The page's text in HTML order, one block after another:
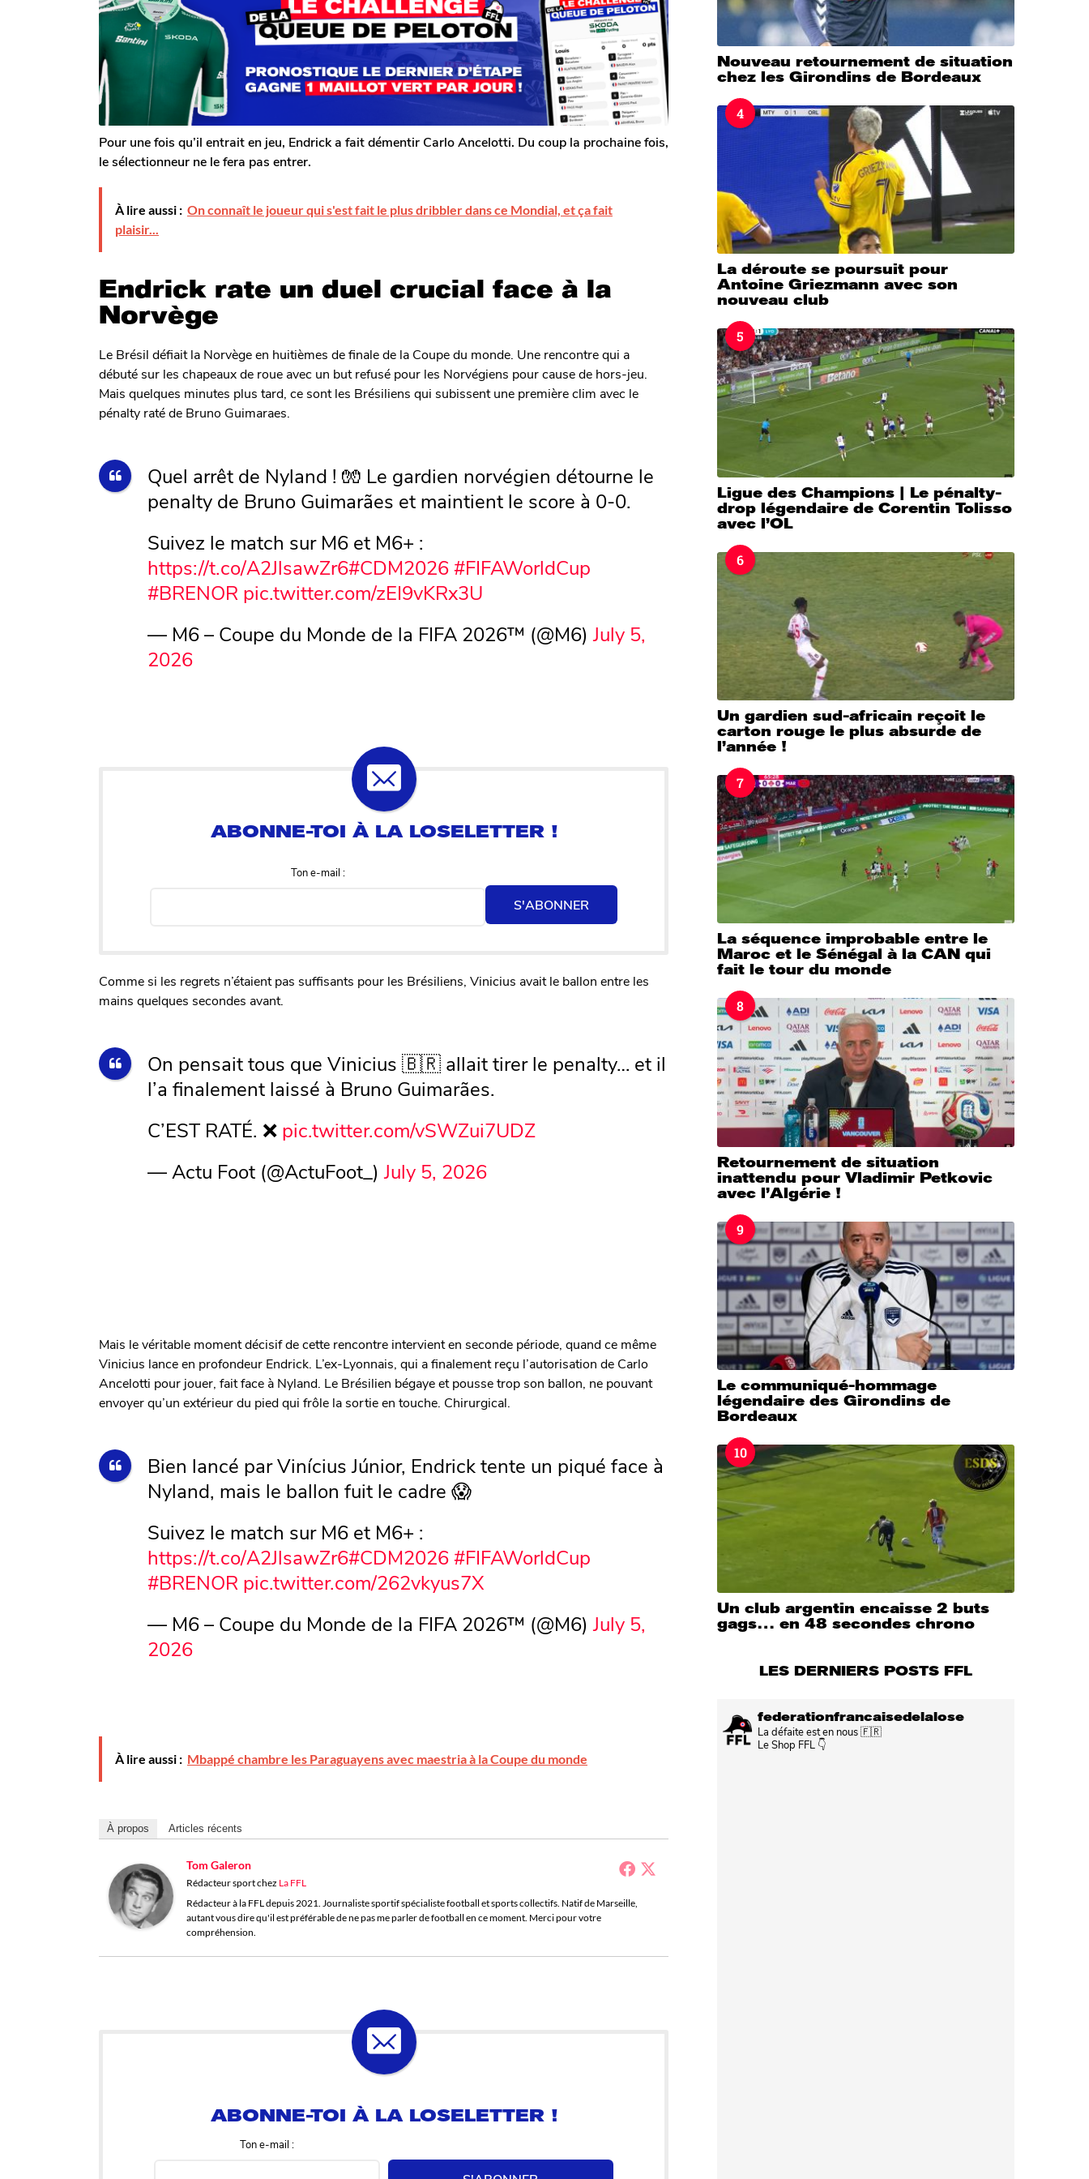
o
i
s
a
g
o
o
m
G
a
l
e
r
o
n
s
a
o
Pour une fois qu’il entrait en jeu, Endrick a fait démentir Carlo Ancelotti. Du coup la prochaine fois,
le sélectionneur ne le fera pas entrer.
À lire aussi : On connaît le joueur qui s'est fait le plus dribbler dans ce Mondial, et ça fait
plaisir...
Endrick rate un duel crucial face à la
Norvège
Le Brésil défiait la Norvège en huitièmes de finale de la Coupe du monde. Une rencontre qui a
débuté sur les chapeaux de roue avec un but refusé pour les Norvégiens pour cause de hors-jeu.
Mais quelques minutes plus tard, ce sont les Brésiliens qui subissent une première clim avec le
pénalty raté de Bruno Guimaraes.
Quel arrêt de Nyland ! 🧤 Le gardien norvégien détourne le
penalty de Bruno Guimarães et maintient le score à 0-0.
Suivez le match sur M6 et M6+ :
https://t.co/A2JlsawZr6#CDM2026#FIFAWorldCup
#BRENOR pic.twitter.com/zEI9vKRx3U
— M6 – Coupe du Monde de la FIFA 2026™ (@M6)July 5,
2026
Ton e-mail :
S'ABONNER
Comme si les regrets n’étaient pas suffisants pour les Brésiliens, Vinicius avait le ballon entre les
mains quelques secondes avant.
On pensait tous que Vinicius 🇧🇷 allait tirer le penalty… et il
l’a finalement laissé à Bruno Guimarães.
C’EST RATÉ. ❌ pic.twitter.com/vSWZui7UDZ
— Actu Foot (@ActuFoot_)July 5, 2026
Mais le véritable moment décisif de cette rencontre intervient en seconde période, quand ce même
Vinicius lance en profondeur Endrick. L’ex-Lyonnais, qui a finalement reçu l’autorisation de Carlo
Ancelotti pour jouer, fait face à Nyland. Le Brésilien bégaye et pousse trop son ballon, ne pouvant
envoyer qu’un extérieur du pied qui frôle la sortie en touche. Chirurgical.
Bien lancé par Vinícius Júnior, Endrick tente un piqué face à
Nyland, mais le ballon fuit le cadre 😱
Suivez le match sur M6 et M6+ :
https://t.co/A2JlsawZr6#CDM2026#FIFAWorldCup
#BRENOR pic.twitter.com/262vkyus7X
— M6 – Coupe du Monde de la FIFA 2026™ (@M6)July 5,
2026
À lire aussi : Mbappé chambre les Paraguayens avec maestria à la Coupe du monde
À propos Articles récents
Tom Galeron
Rédacteur sportchez La FFL
Rédacteur à la FFL depuis 2021. Journaliste sportif spécialiste football et sports collectifs. Natif de Marseille,
autant vous dire qu'il est préférable de ne pas me parler de football en ce moment. Merci pour votre
compréhension.
Ton e-mail :
Nouveau retournement de situation
chez les Girondins de Bordeaux
4
La déroute se poursuit pour
Antoine Griezmann avec son
nouveau club
5
Ligue des Champions | Le pénalty-
drop légendaire de Corentin Tolisso
avec l’OL
6
Un gardien sud-africain reçoit le
carton rouge le plus absurde de
l’année !
7
La séquence improbable entre le
Maroc et le Sénégal à la CAN qui
fait le tour du monde
8
Retournement de situation
inattendu pour Vladimir Petkovic
avec l’Algérie !
9
Le communiqué-hommage
légendaire des Girondins de
Bordeaux
10
Un club argentin encaisse 2 buts
gags… en 48 secondes chrono
LES DERNIERS POSTS FFL
federationfrancaisedelalose
La défaite est en nous 🇫🇷
Le Shop FFL 👇